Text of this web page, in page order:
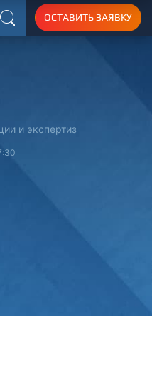
Поиск
ОСТАВИТЬ ЗАЯВКУ
и экспертиз